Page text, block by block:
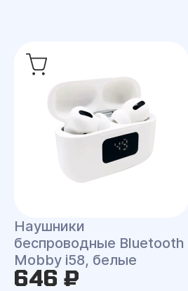
Наушники
беспроводные Bluetooth
Mobby i58, белые
646 ₽